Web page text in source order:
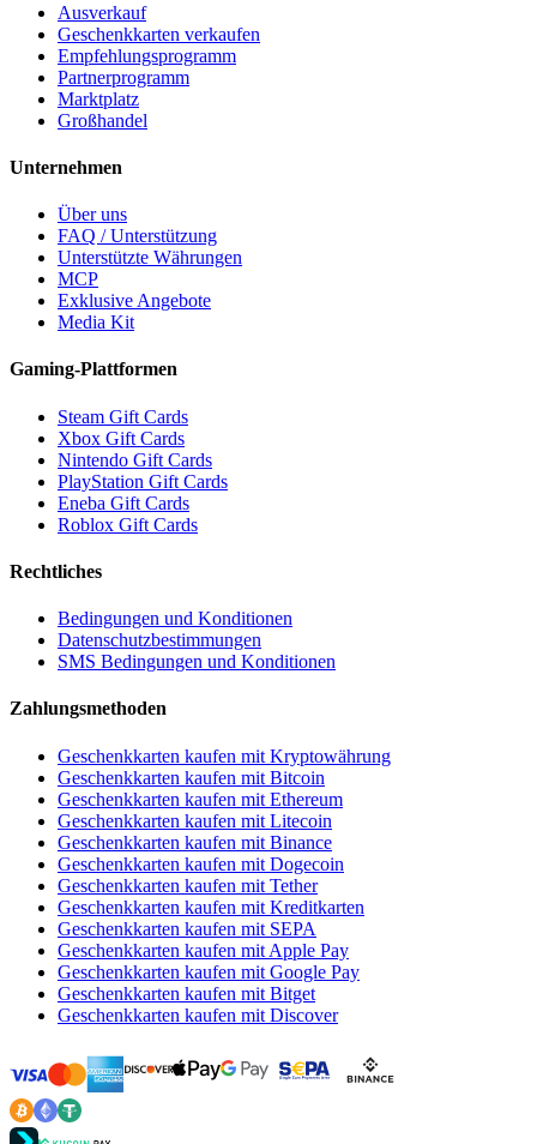
Ausverkauf
Geschenkkarten verkaufen
Empfehlungsprogramm
Partnerprogramm
Marktplatz
Großhandel
Unternehmen
Über uns
FAQ / Unterstützung
Unterstützte Währungen
MCP
Exklusive Angebote
Media Kit
Gaming-Plattformen
Steam Gift Cards
Xbox Gift Cards
Nintendo Gift Cards
PlayStation Gift Cards
Eneba Gift Cards
Roblox Gift Cards
Rechtliches
Bedingungen und Konditionen
Datenschutzbestimmungen
SMS Bedingungen und Konditionen
Zahlungsmethoden
Geschenkkarten kaufen mit Kryptowährung
Geschenkkarten kaufen mit Bitcoin
Geschenkkarten kaufen mit Ethereum
Geschenkkarten kaufen mit Litecoin
Geschenkkarten kaufen mit Binance
Geschenkkarten kaufen mit Dogecoin
Geschenkkarten kaufen mit Tether
Geschenkkarten kaufen mit Kreditkarten
Geschenkkarten kaufen mit SEPA
Geschenkkarten kaufen mit Apple Pay
Geschenkkarten kaufen mit Google Pay
Geschenkkarten kaufen mit Bitget
Geschenkkarten kaufen mit Discover